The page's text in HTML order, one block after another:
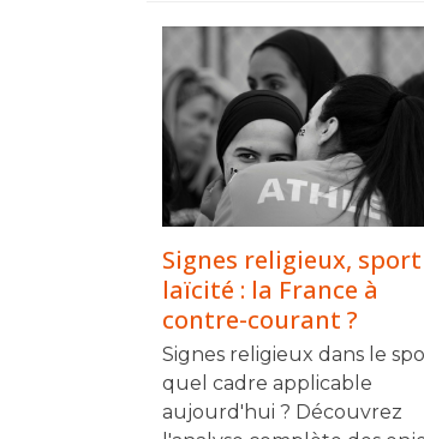
Signes religieux,
laïcité : la France à
contre-courant ?
Signes religieux dans le
quel cadre applicable
aujourd'hui ? Découvrez